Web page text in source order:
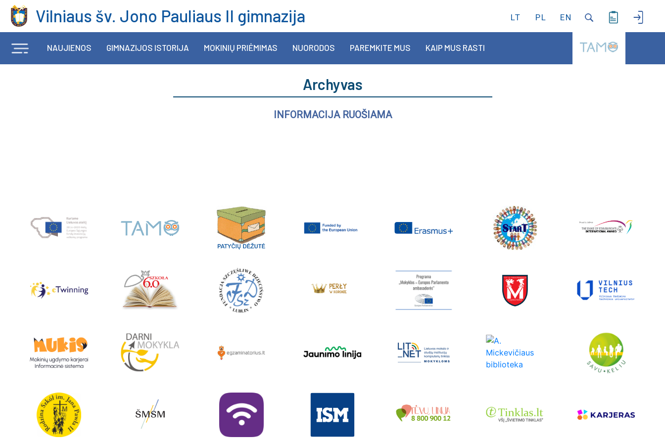
Vilniaus šv. Jono Pauliaus II gimnazija LT PL EN
NAUJIENOS GIMNAZIJOS ISTORIJA MOKINIŲ PRIĖMIMAS NUORODOS PAREMKITE MUS KAIP MUS RASTI
Archyvas
INFORMACIJA RUOŠIAMA